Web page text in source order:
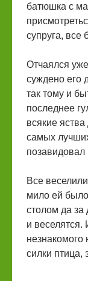
батюшка с
супруга, все
Отчаялся
суждено его
так тому и
последнее
всякие
самых
позавидовал
Все
мило ей
столом да за
и веселятся.
силки птица,